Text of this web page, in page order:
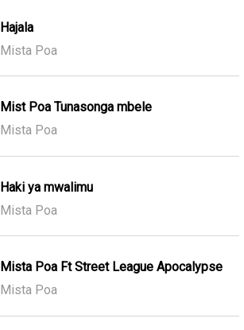
Hajala
Mista Poa
Mist Poa Tunasonga mbele
Mista Poa
Haki ya mwalimu
Mista Poa
Mista Poa Ft Street League Apocalypse
Mista Poa